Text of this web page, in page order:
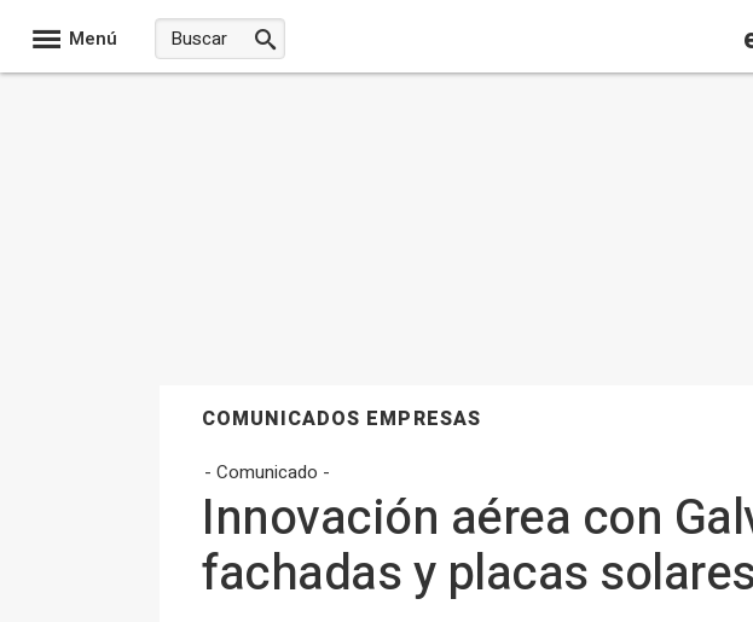
Menú
COMUNICADOS EMPRESAS
- Comunicado -
Innovación aérea con
fachadas y placas